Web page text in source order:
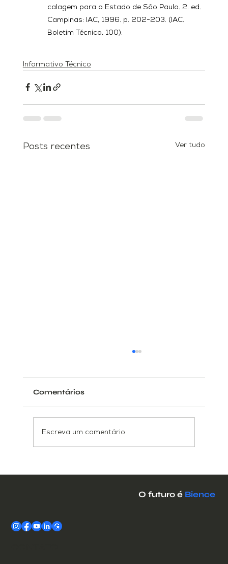
calagem para o Estado de São Paulo. 2. ed.
Campinas: IAC, 1996. p. 202-203. (IAC.
Boletim Técnico, 100).
Informativo Técnico
Posts recentes Ver tudo
Comentários
Escreva um comentário
O futuro é Bience